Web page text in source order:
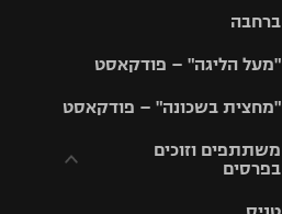
ברחבה
"מעל הליגה" – פודקאסט
"מחצית בשכונה" – פודקאסט
משתתפים וזוכים
בפרסים